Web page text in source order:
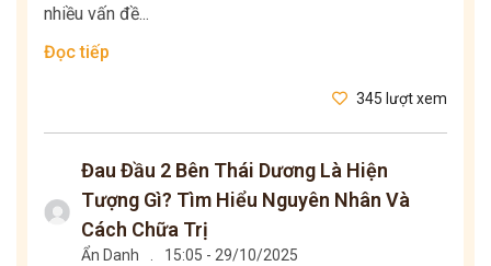
nhiều vấn đề...
Đọc tiếp
345 lượt xem
Đau Đầu 2 Bên Thái Dương Là Hiện
Tượng Gì? Tìm Hiểu Nguyên Nhân Và
Cách Chữa Trị
Ẩn Danh 15:05 - 29/10/2025